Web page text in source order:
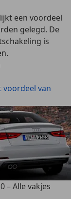
een voordeel
gelegd. De
is
voordeel van
– Alle vakjes